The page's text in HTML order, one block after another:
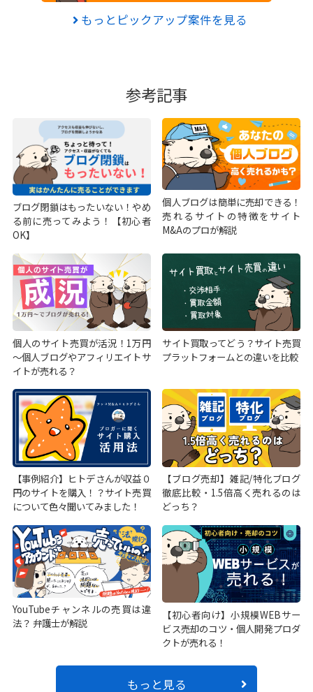
もっとピックアップ案件を見る
参考記事
ブログ閉鎖はもったいない！やめ
る前に売ってみよう！【初心者
OK】
個人ブログは簡単に売却できる！
売れるサイトの特徴をサイト
M&Aのプロが解説
個人のサイト売買が活況！1万円
～個人ブログやアフィリエイトサ
イトが売れる？
サイト買取ってどう？サイト売買
プラットフォームとの違いを比較
【事例紹介】ヒトデさんが収益０
円のサイトを購入！？サイト売買
について色々聞いてみました！
【ブログ売却】雑記/特化ブログ
徹底比較・1.5倍高く売れるのは
どっち？
YouTubeチャンネルの売買は違
法？ 弁護士が解説
【初心者向け】小規模WEBサー
ビス売却のコツ・個人開発プロダ
クトが売れる！
もっと見る